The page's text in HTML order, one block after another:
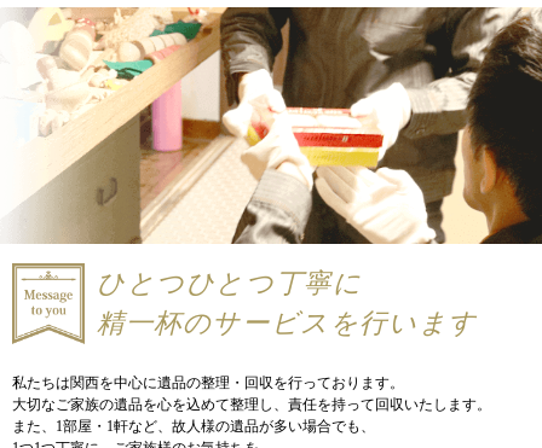
ひとつひとつ丁寧に
精一杯のサービスを行います
私たちは関西を中心に遺品の整理・回収を行っております。
大切なご家族の遺品を心を込めて整理し、責任を持って回収いたします。
また、1部屋・1軒など、故人様の遺品が多い場合でも、